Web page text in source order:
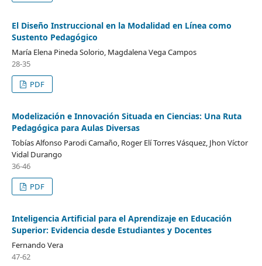
El Diseño Instruccional en la Modalidad en Línea como
Sustento Pedagógico
María Elena Pineda Solorio, Magdalena Vega Campos
28-35
PDF
Modelización e Innovación Situada en Ciencias: Una Ruta
Pedagógica para Aulas Diversas
Tobías Alfonso Parodi Camaño, Roger Elí Torres Vásquez, Jhon Víctor
Vidal Durango
36-46
PDF
Inteligencia Artificial para el Aprendizaje en Educación
Superior: Evidencia desde Estudiantes y Docentes
Fernando Vera
47-62